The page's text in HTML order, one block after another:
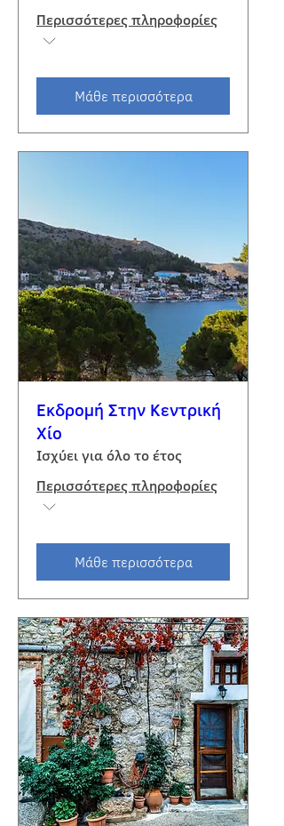
Περισσότερες πληροφορίες
Μάθε περισσότερα
Εκδρομή Στην Κεντρική
Χίο
Ισχύει για όλο το έτος
Περισσότερες πληροφορίες
Μάθε περισσότερα